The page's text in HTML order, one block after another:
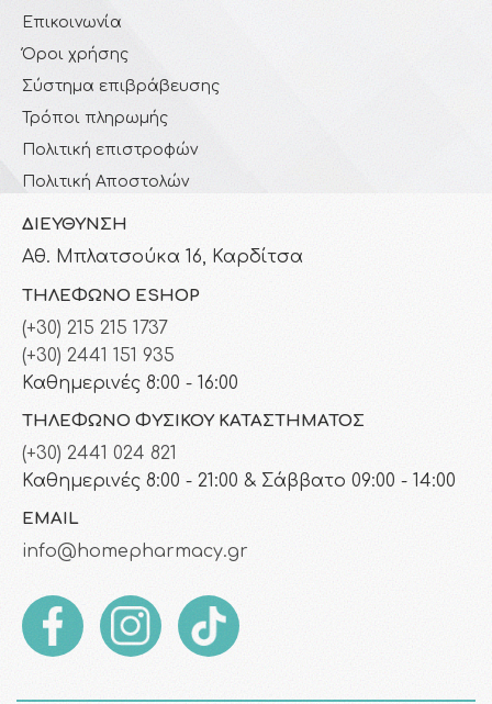
Επικοινωνία
Όροι χρήσης
Σύστημα επιβράβευσης
Τρόποι πληρωμής
Πολιτική επιστροφών
Πολιτική Αποστολών
ΔΙΕΎΘΥΝΣΗ
Αθ. Μπλατσούκα 16, Καρδίτσα
ΤΗΛΈΦΩΝΟ ESHOP
(+30) 215 215 1737
(+30) 2441 151 935
Καθημερινές 8:00 - 16:00
ΤΗΛΈΦΩΝΟ ΦΥΣΙΚΟΎ ΚΑΤΑΣΤΉΜΑΤΟΣ
(+30) 2441 024 821
Καθημερινές 8:00 - 21:00 & Σάββατο 09:00 - 14:00
EMAIL
info@homepharmacy.gr